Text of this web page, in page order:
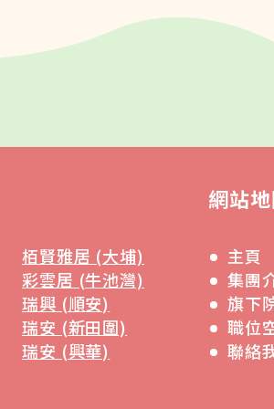
栢賢雅居 (大埔)
彩雲居 (牛池灣)
瑞興 (順安)
瑞安 (新田圍)
瑞安 (興華)
網站
主頁
集團
旗下
職位
聯絡